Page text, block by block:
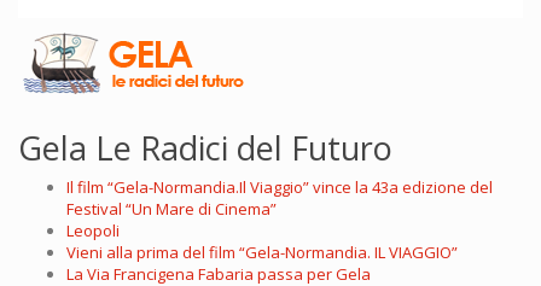
Gela Le Radici del Futuro
Il film “Gela-Normandia.Il Viaggio” vince la 43a edizione del
Festival “Un Mare di Cinema”
Leopoli
Vieni alla prima del film “Gela-Normandia. IL VIAGGIO”
La Via Francigena Fabaria passa per Gela